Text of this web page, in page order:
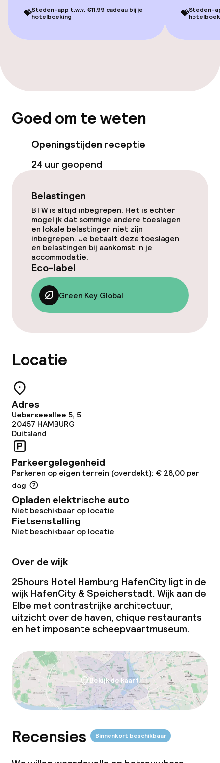
Betaalde wifi
Eet- en drinkgelegenheden
Restaurant
Eet- en drinkdiensten
Ontbijtbuffet
Diner à la carte
Dieetopties
Glutenvrije opties
Vegetarische opties
Schoonmaakvoorzieningen
Wasservice
Zakelijke faciliteiten
Vergaderruimte
Eco-label
Green Key Global
Beleid
Overal rookvrij
dan de 5 kg)
💝Steden-app t.w.v. €11,99 cadeau bij je
hotelboeking
💝Steden-
Goed om te weten
Openingstijden receptie
24 uur geopend
Belastingen
BTW is altijd inbegrepen. Het is echter
mogelijk dat sommige andere toeslagen
en lokale belastingen niet zijn
inbegrepen. Je betaalt deze toeslagen
en belastingen bij aankomst in je
accommodatie.
Eco-label
Green Key Global
Locatie
Adres
Ueberseeallee 5, 5
20457 HAMBURG
Duitsland
Parkeergelegenheid
Parkeren op eigen terrein (overdekt): € 28,00 per
dag
Opladen elektrische auto
Niet beschikbaar op locatie
Fietsenstalling
Niet beschikbaar op locatie
Over de wijk
25hours Hotel Hamburg HafenCity ligt in de
wijk HafenCity & Speicherstadt. Wijk aan de
Elbe met contrastrijke architectuur,
uitzicht over de haven, chique restaurants
en het imposante scheepvaartmuseum.
Bekijk de kaart
Recensies Binnenkort beschikbaar